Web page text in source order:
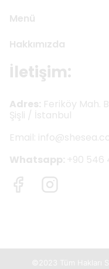
Menü
Hakkımızda
İletişim:
Adres: Feriköy Mah.
Şişli / İstanbul
Email:
Whatsapp: +90 546
©2023 Tüm Hakları